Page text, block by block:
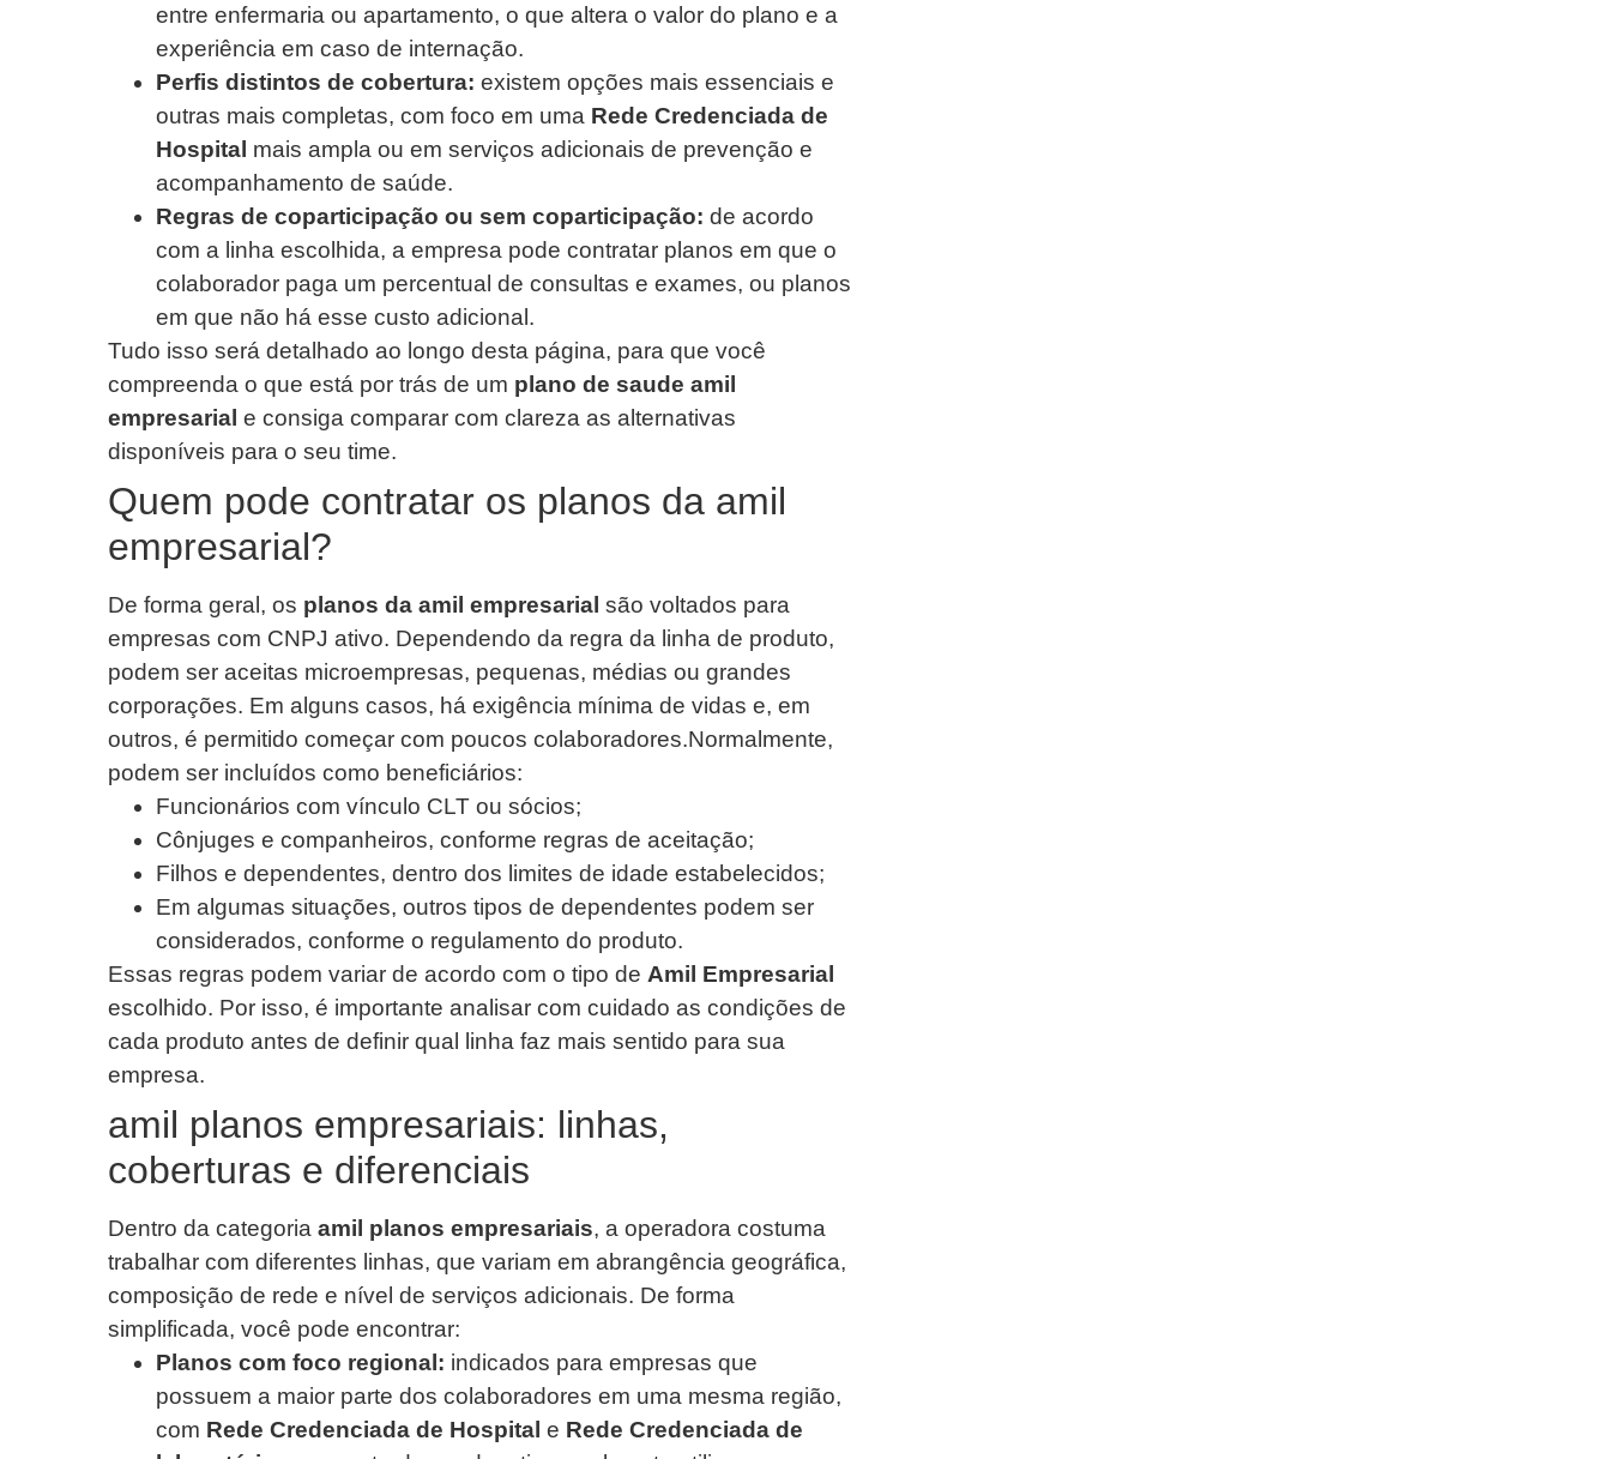
entre enfermaria ou apartamento, o que altera o valor do plano e a
experiência em caso de internação.
Perfis distintos de cobertura: existem opções mais essenciais e
outras mais completas, com foco em uma Rede Credenciada de
Hospital mais ampla ou em serviços adicionais de prevenção e
acompanhamento de saúde.
Regras de coparticipação ou sem coparticipação: de acordo
com a linha escolhida, a empresa pode contratar planos em que o
colaborador paga um percentual de consultas e exames, ou planos
em que não há esse custo adicional.
Tudo isso será detalhado ao longo desta página, para que você
compreenda o que está por trás de um plano de saude amil
empresarial e consiga comparar com clareza as alternativas
disponíveis para o seu time.
Quem pode contratar os planos da amil
empresarial?
De forma geral, os planos da amil empresarial são voltados para
empresas com CNPJ ativo. Dependendo da regra da linha de produto,
podem ser aceitas microempresas, pequenas, médias ou grandes
corporações. Em alguns casos, há exigência mínima de vidas e, em
outros, é permitido começar com poucos colaboradores.Normalmente,
podem ser incluídos como beneficiários:
Funcionários com vínculo CLT ou sócios;
Cônjuges e companheiros, conforme regras de aceitação;
Filhos e dependentes, dentro dos limites de idade estabelecidos;
Em algumas situações, outros tipos de dependentes podem ser
considerados, conforme o regulamento do produto.
Essas regras podem variar de acordo com o tipo de Amil Empresarial
escolhido. Por isso, é importante analisar com cuidado as condições de
cada produto antes de definir qual linha faz mais sentido para sua
empresa.
amil planos empresariais: linhas,
coberturas e diferenciais
Dentro da categoria amil planos empresariais, a operadora costuma
trabalhar com diferentes linhas, que variam em abrangência geográfica,
composição de rede e nível de serviços adicionais. De forma
simplificada, você pode encontrar:
Planos com foco regional: indicados para empresas que
possuem a maior parte dos colaboradores em uma mesma região,
com Rede Credenciada de Hospital e Rede Credenciada de